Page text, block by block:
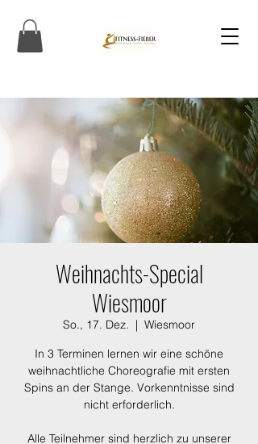
Weihnachts-Special
Wiesmoor
So., 17. Dez.
  |
Wiesmoor
In 3 Terminen lernen wir eine schöne
weihnachtliche Choreografie mit ersten
Spins an der Stange. Vorkenntnisse sind
nicht erforderlich.
Alle Teilnehmer sind herzlich zu unserer